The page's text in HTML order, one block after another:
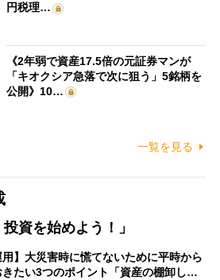
円税理…
《2年弱で資産17.5倍の元証券マンが
「キオクシア急落で次に狙う」5銘柄を
公開》10…
一覧を見る
資を始めよう！」
用】大災害時に慌てないために平時から
きたい3つのポイント「資産の棚卸し…